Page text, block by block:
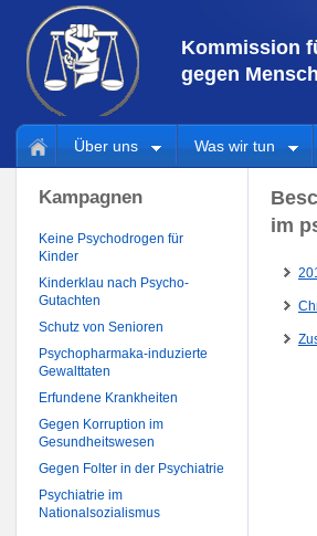
Kommission
gegen
Über uns Was wir tun
Kampagnen
Keine Psychodrogen für
Kinder
Kinderklau nach Psycho-
Gutachten
Schutz von Senioren
Psychopharmaka-induzierte
Gewalttaten
Erfundene Krankheiten
Gegen Korruption im
Gesundheitswesen
Gegen Folter in der Psychiatrie
Psychiatrie im
Nationalsozialismus
im